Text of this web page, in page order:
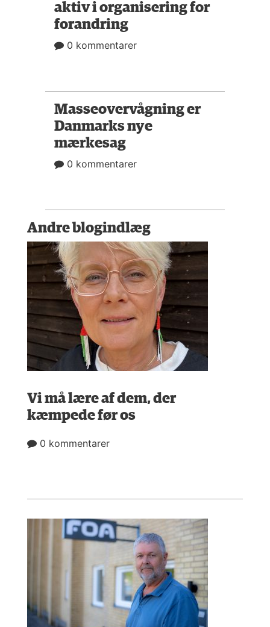
aktiv i organisering for
forandring
0 kommentarer
Masseovervågning er
Danmarks nye
mærkesag
0 kommentarer
Andre blogindlæg
Vi må lære af dem, der
kæmpede før os
0 kommentarer